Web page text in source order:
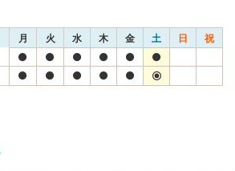
月 火 水 木 金 土 日 祝